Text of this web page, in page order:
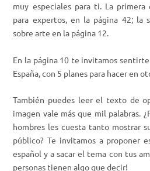
muy especiales para ti. La primera
para expertos, en la página 42; la
sobre arte en la página 12.
En la página 10 te invitamos sentirte
España, con 5 planes para hacer en
También puedes leer el texto de
imagen vale más que mil palabras.
hombres les cuesta tanto mostrar
público? Te invitamos a proponer
español y a sacar el tema con tus
personas tienen algo que decir!